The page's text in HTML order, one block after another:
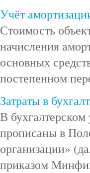
Учёт
Стоимость
начисления
основных
постепенном
Затраты в
В
прописаны в
организации»
приказом